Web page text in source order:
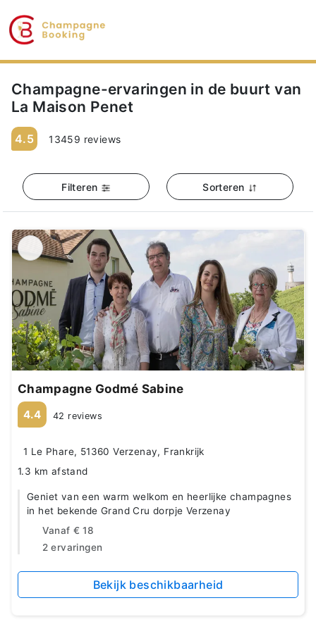
Champagne-ervaringen in de buurt van
La Maison Penet
4.5 13459 reviews
Filteren Sorteren
Champagne Godmé Sabine
4.4 42 reviews
1 Le Phare, 51360 Verzenay, Frankrijk
1.3 km afstand
Geniet van een warm welkom en heerlijke champagnes
in het bekende Grand Cru dorpje Verzenay
Vanaf € 18
2 ervaringen
Bekijk beschikbaarheid